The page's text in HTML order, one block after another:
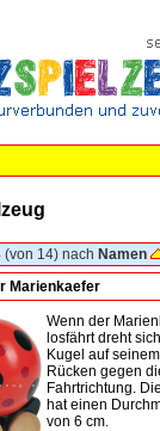
(von 14) nach Namen
Marienkaefer
Wenn der
losfährt dreht
Kugel auf seinem
Rücken gegen
Fahrtrichtung.
hat einen
von 6 cm.